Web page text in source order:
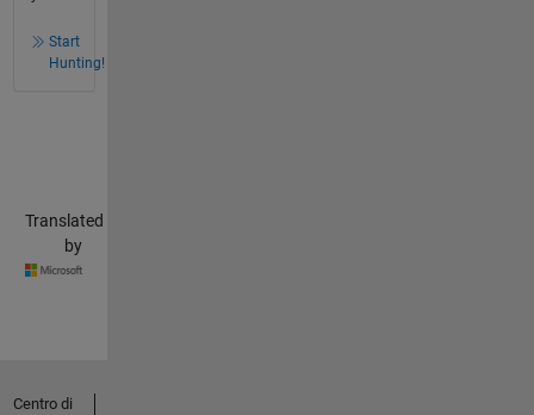
Start
Hunting!
Translated
by
Centro di